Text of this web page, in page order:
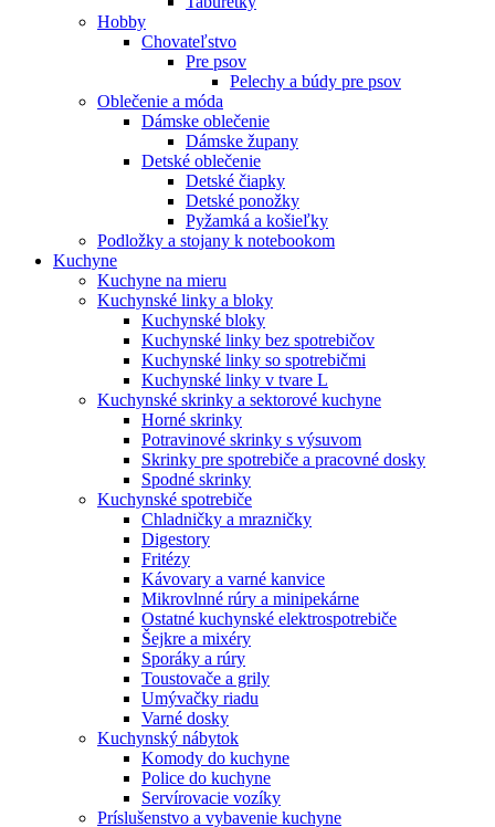
Hobby
Chovateľstvo
Pre psov
Pelechy a búdy pre psov
Oblečenie a móda
Dámske oblečenie
Dámske župany
Detské oblečenie
Detské čiapky
Detské ponožky
Pyžamká a košieľky
Podložky a stojany k notebookom
Kuchyne
Kuchyne na mieru
Kuchynské linky a bloky
Kuchynské bloky
Kuchynské linky bez spotrebičov
Kuchynské linky so spotrebičmi
Kuchynské linky v tvare L
Kuchynské skrinky a sektorové kuchyne
Horné skrinky
Potravinové skrinky s výsuvom
Skrinky pre spotrebiče a pracovné dosky
Spodné skrinky
Kuchynské spotrebiče
Chladničky a mrazničky
Digestory
Fritézy
Kávovary a varné kanvice
Mikrovlnné rúry a minipekárne
Ostatné kuchynské elektrospotrebiče
Šejkre a mixéry
Sporáky a rúry
Toustovače a grily
Umývačky riadu
Varné dosky
Kuchynský nábytok
Komody do kuchyne
Police do kuchyne
Servírovacie vozíky
Príslušenstvo a vybavenie kuchyne